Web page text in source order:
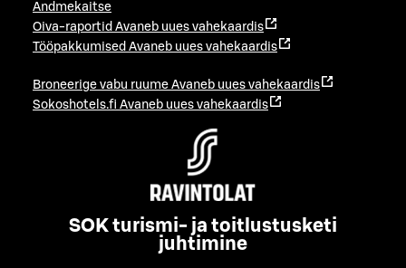
Andmekaitse
Oiva-raportid Avaneb uues vahekaardis
Tööpakkumised Avaneb uues vahekaardis
Broneerige vabu ruume Avaneb uues vahekaardis
Sokoshotels.fi Avaneb uues vahekaardis
SOK turismi- ja toitlustusketi
juhtimine